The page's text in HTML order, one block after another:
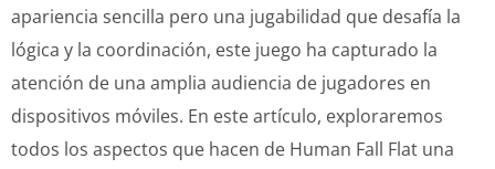
apariencia sencilla pero una jugabilidad que desafía la
lógica y la coordinación, este juego ha capturado la
atención de una amplia audiencia de jugadores en
dispositivos móviles. En este artículo, exploraremos
todos los aspectos que hacen de Human Fall Flat una